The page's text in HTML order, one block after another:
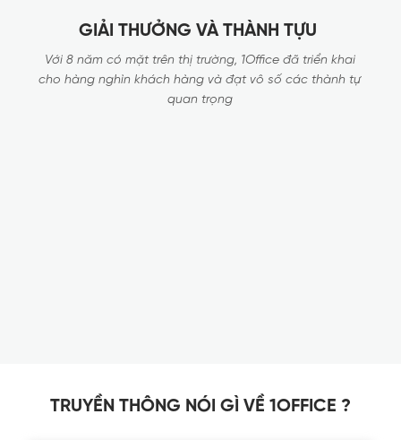
GIẢI THƯỞNG VÀ THÀNH TỰU
Với 8 năm có mặt trên thị trường, 1Office đã triển khai
cho hàng nghìn khách hàng và đạt vô số các thành tự
quan trọng
TRUYỀN THÔNG NÓI GÌ VỀ 1OFFICE ?